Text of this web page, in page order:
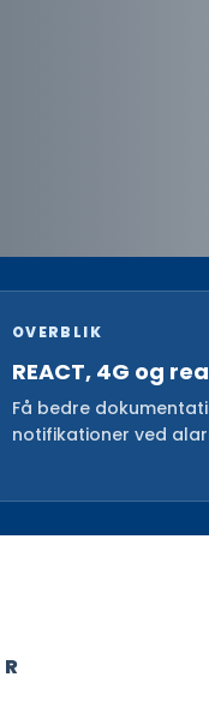
OVERBLIK
REACT, 4G og
Få bedre
notifikationer ved